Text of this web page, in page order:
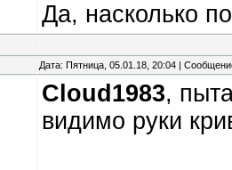
Да, насколько
Дата: Пятница, 05.01.18, 20:04 |
Cloud1983,
видимо руки